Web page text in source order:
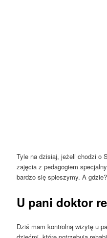
Tyle na dzisiaj, jeżeli chodzi o
zajęcia z pedagogiem
bardzo się spieszymy. A gdzie?
U pani doktor
Dziś mam kontrolną wizytę u